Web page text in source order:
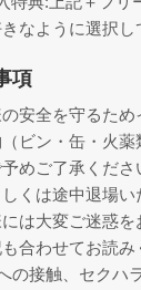
なように選択し
項
安全を守るため
ビン・缶・火
予めご了承くだ
しくは途中退場
は大変ご迷惑
も合わせてお読み
の接触、セクハ